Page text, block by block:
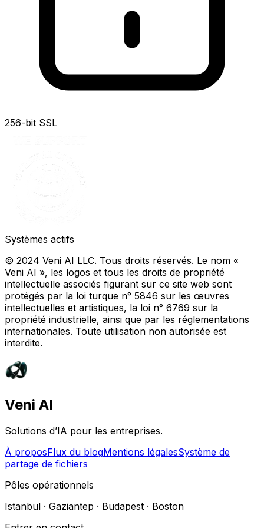
256-bit SSL
Systèmes actifs
© 2024 Veni AI LLC. Tous droits réservés. Le nom «
Veni AI », les logos et tous les droits de propriété
intellectuelle associés figurant sur ce site web sont
protégés par la loi turque n° 5846 sur les œuvres
intellectuelles et artistiques, la loi n° 6769 sur la
propriété industrielle, ainsi que par les réglementations
internationales. Toute utilisation non autorisée est
interdite.
Veni AI
Solutions d’IA pour les entreprises.
À proposFlux du blogMentions légalesSystème de
partage de fichiers
Pôles opérationnels
Istanbul · Gaziantep · Budapest · Boston